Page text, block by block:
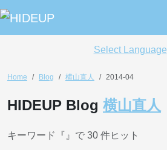
Select Language
Home Blog 横山直人 2014-04
HIDEUP Blog 横山直人
キーワード『 』で 30 件ヒット